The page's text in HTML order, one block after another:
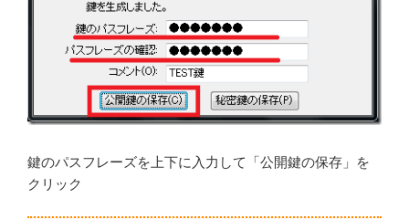
鍵のパスフレーズを上下に入力して「公開鍵の保存」を
クリック